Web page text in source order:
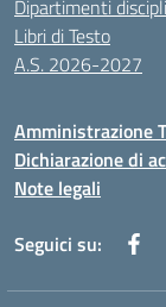
Dipartimenti
Libri di Testo
A.S. 2026-2027
Amministrazione
Dichiarazione di
Note legali
Seguici su: